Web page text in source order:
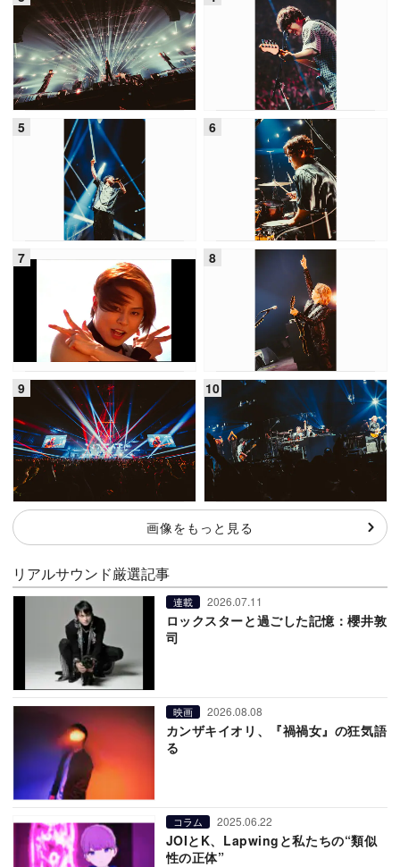
画像をもっと見る
リアルサウンド厳選記事
連載 2026.07.11
ロックスターと過ごした記憶：櫻井敦
司
映画 2026.08.08
カンザキイオリ、『禍禍女』の狂気語
る
コラム 2025.06.22
JOIとK、Lapwingと私たちの“類似
性の正体”